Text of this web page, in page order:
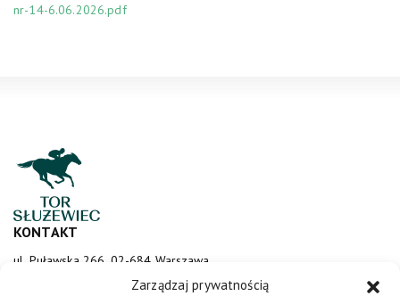
Zarządzaj prywatnością
nr-14-6.06.2026.pdf
KONTAKT
ul. Puławska 266, 02-684 Warszawa
sluzewiec@totalizator.pl